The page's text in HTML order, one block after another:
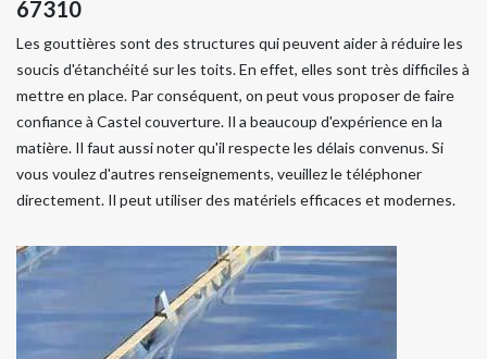
67310
Les gouttières sont des structures qui peuvent aider à réduire les
soucis d'étanchéité sur les toits. En effet, elles sont très difficiles à
mettre en place. Par conséquent, on peut vous proposer de faire
confiance à Castel couverture. Il a beaucoup d'expérience en la
matière. Il faut aussi noter qu'il respecte les délais convenus. Si
vous voulez d'autres renseignements, veuillez le téléphoner
directement. Il peut utiliser des matériels efficaces et modernes.